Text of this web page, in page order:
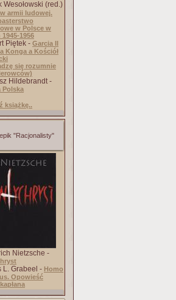
Wesołowski (red.)
armii ludowej.
w Polsce w
1945-1956
Piętek - Garcia II
Konga a Kościół
się rozumnie
Hildebrandt -
Polska
książkę..
"Racjonalisty"
Nietzsche -
L. Grabeel - Homo
Opowieść